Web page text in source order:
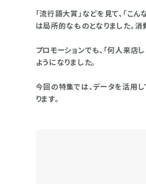
「流行語大賞」などを見て、「こ
は局所的なものとなりました。
プロモーションでも、「何人来店
ようになりました。
今回の特集では、データを活用
ります。